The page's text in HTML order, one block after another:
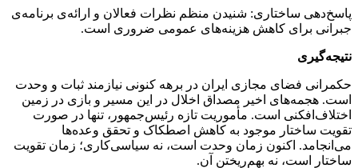
پاسخ‌دهی ساختاری: شنیدن منظم نظرات فعالان و ارائه‌ی برنامه‌ی
جبرانی برای کاهش هزینه‌های عمومی ضروری است.
نتیجه‌گیری
حکمرانی فضای مجازی ایران در برهه‌ کنونی نیازمند ثبات و وحدت
است. هجمه‌های اخیر مصداق اخلال در این مسیر و بازی در زمین
اختلاف‌افکنی است. مأموریت تازه رئیس‌جمهور، تنها در صورت
تقویت ساختار موجود به کاهش اصطکاک و تحقق وعده‌ها
می‌انجامد. اکنون زمان وحدت است، نه سیاسی‌کاری؛ زمان تقویت
ساختار است، نه بهم‌ریختن آن.